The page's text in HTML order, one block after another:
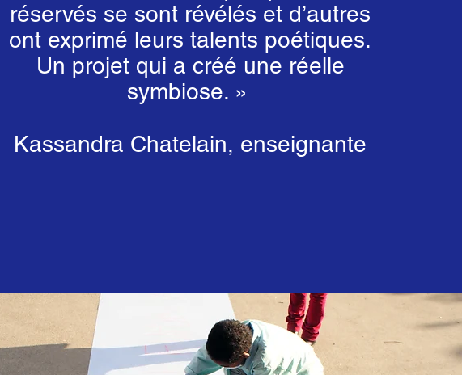
réservés se sont révélés et d’autres
ont exprimé leurs talents poétiques.
Un projet qui a créé une réelle
symbiose. »
Kassandra Chatelain, enseignante